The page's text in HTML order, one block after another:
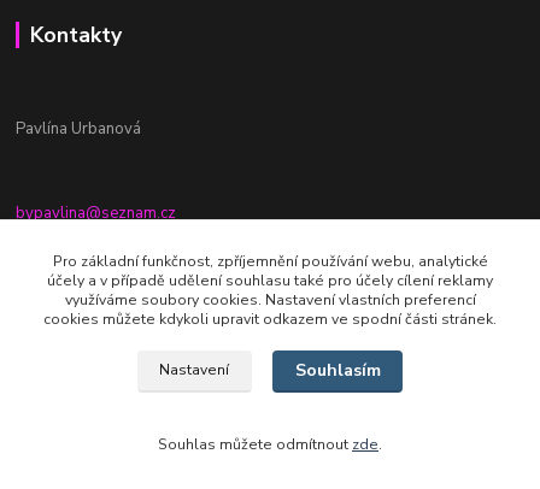
Kontakty
Pavlína Urbanová
bypavlina@seznam.cz
+420774917196
Fb stránka - By pavlina
Pro základní funkčnost, zpříjemnění používání webu, analytické
účely a v případě udělení souhlasu také pro účely cílení reklamy
využíváme soubory cookies. Nastavení vlastních preferencí
cookies můžete kdykoli upravit odkazem ve spodní části stránek.
Nastavení Souhlasím
Souhlas můžete odmítnout zde.